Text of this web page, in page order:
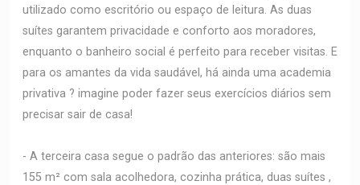
utilizado como escritório ou espaço de leitura. As duas
suítes garantem privacidade e conforto aos moradores,
enquanto o banheiro social é perfeito para receber visitas. E
para os amantes da vida saudável, há ainda uma academia
privativa ? imagine poder fazer seus exercícios diários sem
precisar sair de casa!
- A terceira casa segue o padrão das anteriores: são mais
155 m² com sala acolhedora, cozinha prática, duas suítes ,